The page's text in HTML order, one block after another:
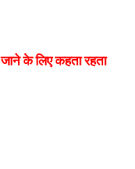
के लिए कहता रहता